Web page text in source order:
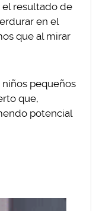
el resultado de
en el
que al mirar
pequeños
que,
potencial